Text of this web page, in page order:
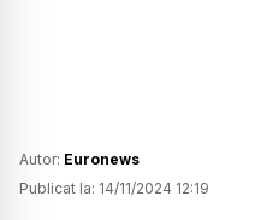
Autor: Euronews
Publicat la: 14/11/2024 12:19